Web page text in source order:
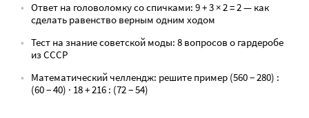
Ответ на головоломку со спичками: 9 + 3 × 2 = 2 — как
сделать равенство верным одним ходом
Тест на знание советской моды: 8 вопросов о гардеробе
из СССР
Математический челлендж: решите пример (560 − 280) :
(60 − 40) · 18 + 216 : (72 − 54)